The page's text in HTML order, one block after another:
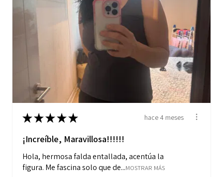
★★★★★ hace 4 meses
¡Increíble, Maravillosa!!!!!!
Hola, hermosa falda entallada, acentúa la
figura. Me fascina solo que de...MOSTRAR MÁS